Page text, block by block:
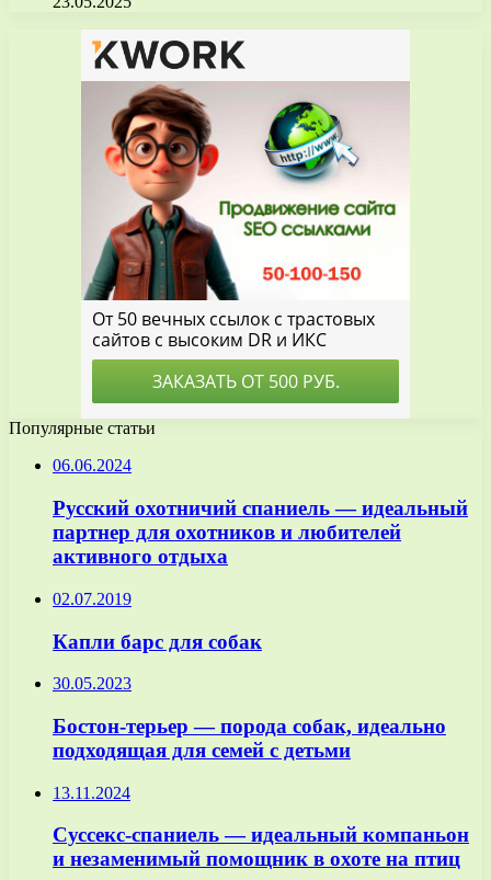
Популярные статьи
06.06.2024
Русский охотничий спаниель — идеальный
партнер для охотников и любителей
активного отдыха
02.07.2019
Капли барс для собак
30.05.2023
Бостон-терьер — порода собак, идеально
подходящая для семей с детьми
13.11.2024
Суссекс-спаниель — идеальный компаньон
и незаменимый помощник в охоте на птиц